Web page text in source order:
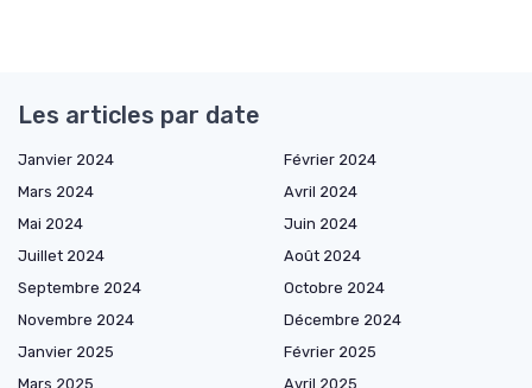
Les articles par date
Janvier 2024
Février 2024
Mars 2024
Avril 2024
Mai 2024
Juin 2024
Juillet 2024
Août 2024
Septembre 2024
Octobre 2024
Novembre 2024
Décembre 2024
Janvier 2025
Février 2025
Mars 2025
Avril 2025